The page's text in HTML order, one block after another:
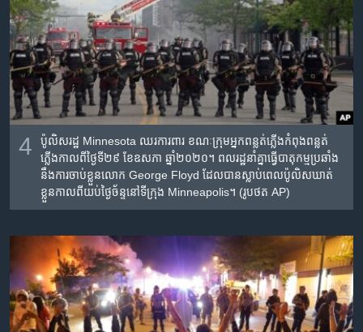
4 ប៉ូលិស​រដ្ឋ​ Minnesota ឈរ​ការពារ ខណៈ​ក្រុម​អ្នក​ពន្លត់​ភ្លើង​កំពុង​ពន្លត់​
ភ្លើង​កាលពីថ្ងៃទី២៩ ខែឧសភា ឆ្នាំ២០២០។ ពលរដ្ឋនាំគ្នា​ធ្វើបាតុកម្ម​ប្រឆាំង​
នឹង​ការ​ចាប់​ខ្លួន​លោកGeorge Floydដែល​បាន​ស្លាប់​ពេល​ប៉ូលិស​ឃាត់​
ខ្លួន​កាលពី​យប់​ថ្ងៃច័ន្ទ​នៅ​ទីក្រុង Minneapolis។ (រូបថត AP)